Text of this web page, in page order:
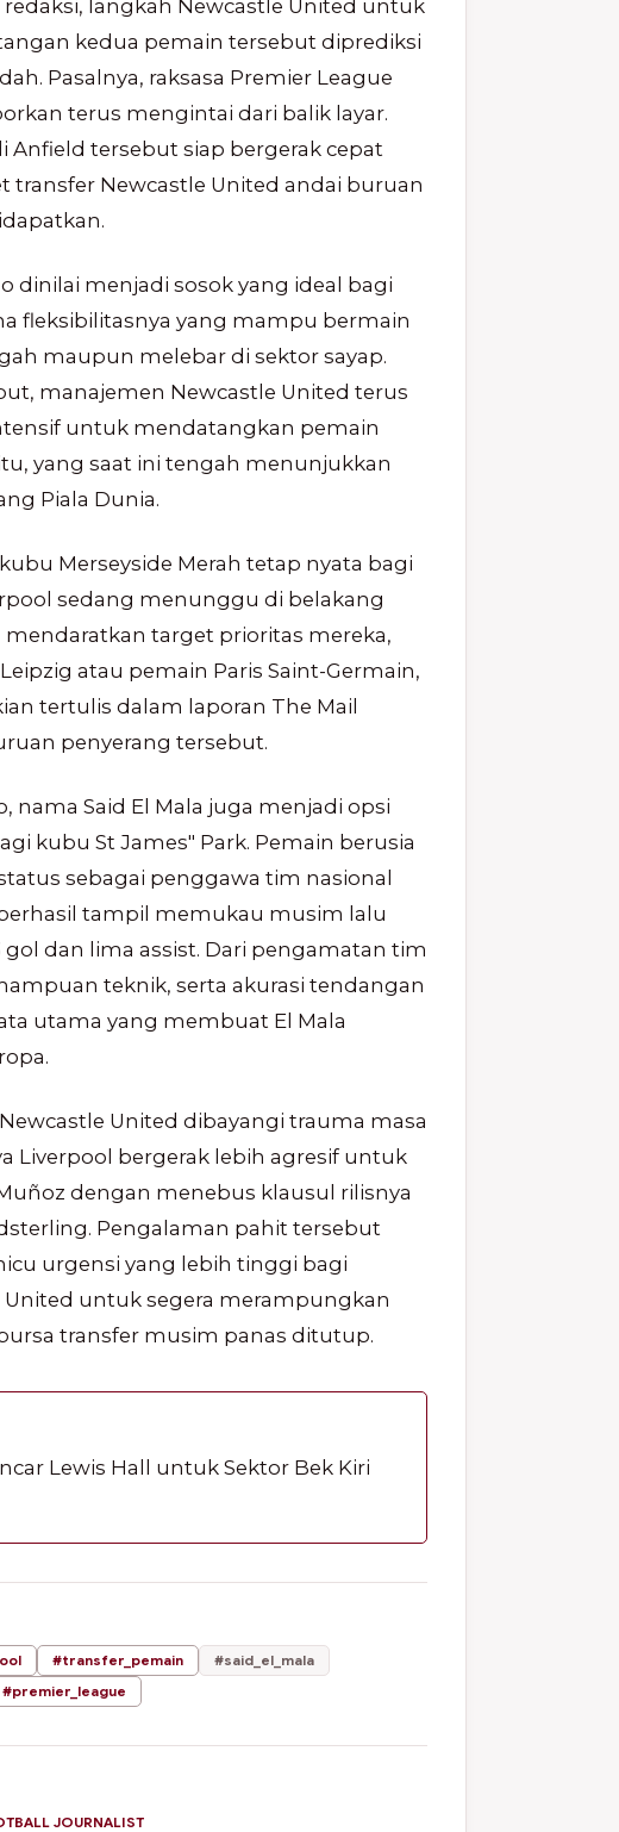
langkah Newcastle United untuk
kedua pemain tersebut diprediksi
Pasalnya, raksasa Premier League
terus mengintai dari balik layar.
Anfield tersebut siap bergerak cepat
Newcastle United andai buruan
dinilai menjadi sosok yang ideal bagi
fleksibilitasnya yang mampu bermain
maupun melebar di sektor sayap.
manajemen Newcastle United terus
untuk mendatangkan pemain
yang saat ini tengah menunjukkan
Piala Dunia.
Merseyside Merah tetap nyata bagi
sedang menunggu di belakang
mendaratkan target prioritas mereka,
atau pemain Paris Saint-Germain,
tertulis dalam laporan The Mail
penyerang tersebut.
nama Said El Mala juga menjadi opsi
kubu St James" Park. Pemain berusia
sebagai penggawa tim nasional
tampil memukau musim lalu
dan lima assist. Dari pengamatan tim
teknik, serta akurasi tendangan
utama yang membuat El Mala
United dibayangi trauma masa
Liverpool bergerak lebih agresif untuk
dengan menebus klausul rilisnya
Pengalaman pahit tersebut
urgensi yang lebih tinggi bagi
untuk segera merampungkan
transfer musim panas ditutup.
Lewis Hall untuk Sektor Bek Kiri
#transfer_pemain
#said_el_mala
#premier_league
JOURNALIST